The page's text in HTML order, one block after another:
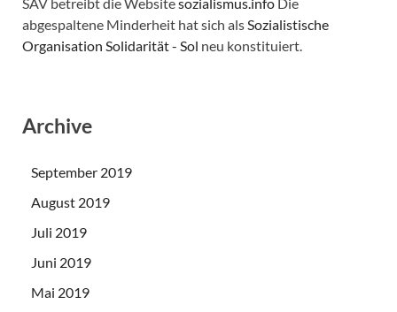
abgespaltene Minderheit hat sich alsSozialistische
Organisation Solidarität - Sol neu konstituiert.
Archive
September 2019
August 2019
Juli 2019
Juni 2019
Mai 2019